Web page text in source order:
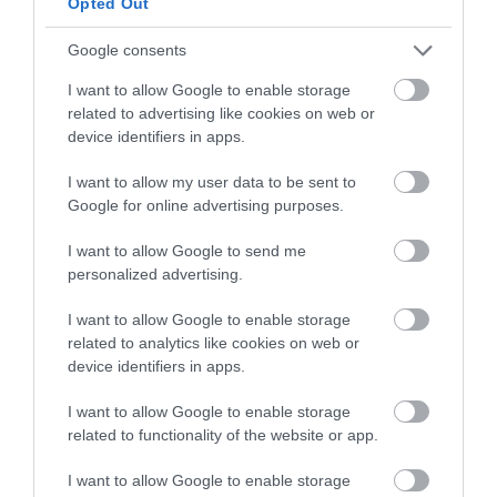
Google consents
I want to allow Google to enable storage
related to advertising like cookies on web or
device identifiers in apps.
I want to allow my user data to be sent to
Google for online advertising purposes.
I want to allow Google to send me
personalized advertising.
I want to allow Google to enable storage
related to analytics like cookies on web or
device identifiers in apps.
I want to allow Google to enable storage
related to functionality of the website or app.
I want to allow Google to enable storage
Preparamos el sofrito.
En una cacerola grande añadimos el aceite y
colocamos a calor medio. Dejamos que tome
un poco de temperatura.
Incorporamos el ajo junto con la cebolla
troceada, los ajetes troceados y las zanahorias.
cebolla adquiera una tonalidad
semitransparente y comience a tomar un color
de15-20 minutos.
Añadimos el tomate, pelado y troceado, y
3-4 minutos
más, removiendo de vez en cuando.